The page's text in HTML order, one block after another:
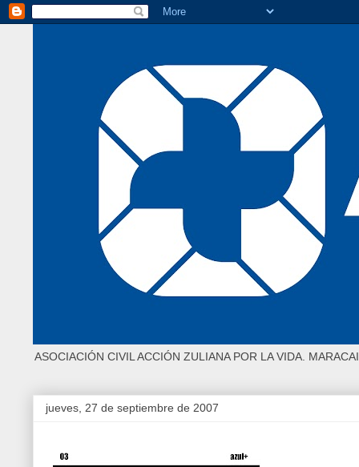
ASOCIACIÓN CIVIL ACCIÓN ZULIANA POR LA VIDA.
jueves, 27 de septiembre de 2007